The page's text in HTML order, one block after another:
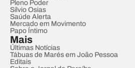
Pleno Poder
Sílvio Osias
Saúde Alerta
Mercado em Movimento
Papo Íntimo
Mais
Últimas Notícias
Tábuas de Marés em João Pessoa
Editais